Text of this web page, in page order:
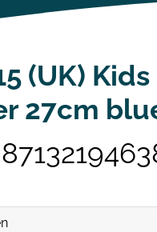
(UK)
27cm